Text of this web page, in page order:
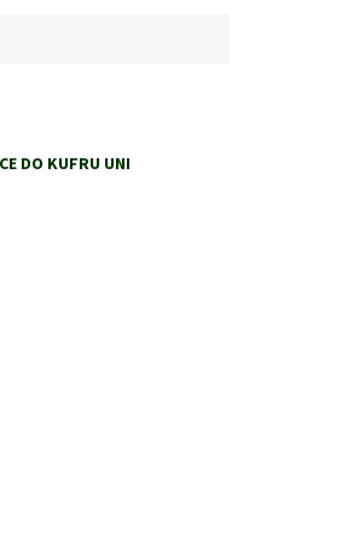
DO KUFRU UNI